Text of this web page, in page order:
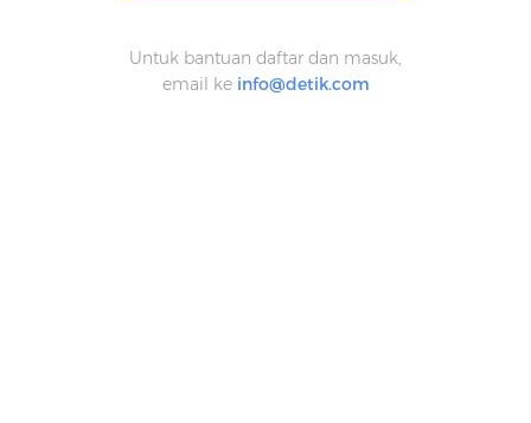
Untuk bantuan daftar dan masuk,
email ke info@detik.com